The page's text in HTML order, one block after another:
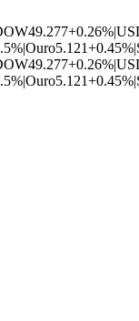
49.277+0.26%|
|Ouro5.121+0.45%|
49.277+0.26%|
|Ouro5.121+0.45%|